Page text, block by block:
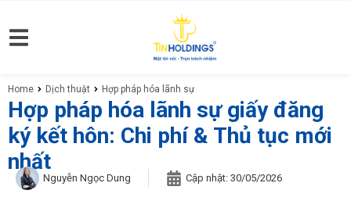
You are here:
Home Dịch thuật Hợp pháp hóa lãnh sự
Hợp pháp hóa lãnh sự giấy đăng
ký kết hôn: Chi phí & Thủ tục mới
nhất
Nguyễn Ngọc Dung Cập nhật: 30/05/2026